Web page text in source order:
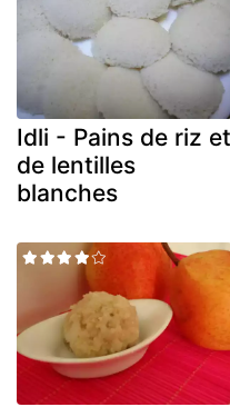
Idli - Pains de riz et
de lentilles
blanches